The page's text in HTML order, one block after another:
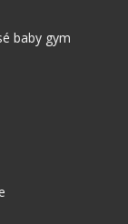
baby gym